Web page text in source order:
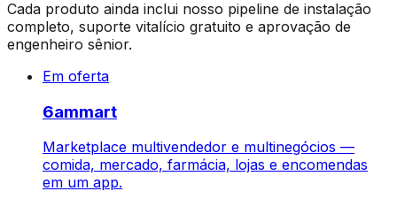
Cada produto ainda inclui nosso pipeline de instalação
completo, suporte vitalício gratuito e aprovação de
engenheiro sênior.
Em oferta
6ammart
Marketplace multivendedor e multinegócios —
comida, mercado, farmácia, lojas e encomendas
em um app.